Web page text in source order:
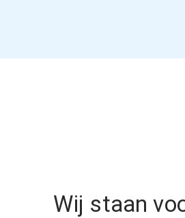
Wij staan